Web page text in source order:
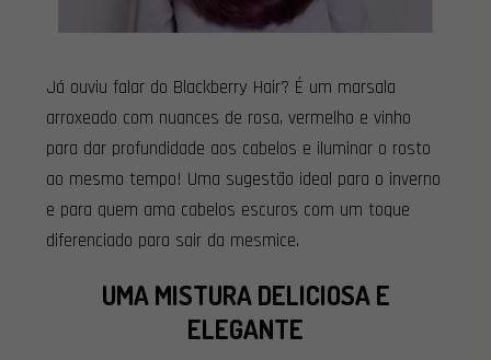
Já ouviu falar do Blackberry Hair? É um marsala
arroxeado com nuances de rosa, vermelho e vinho
para dar profundidade aos cabelos e iluminar o rosto
ao mesmo tempo! Uma sugestão ideal para o inverno
e para quem ama cabelos escuros com um toque
diferenciado para sair da mesmice.
UMA MISTURA DELICIOSA E
ELEGANTE